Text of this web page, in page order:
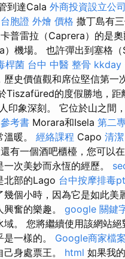
到達Cala 外商投資設立公司
胞證 外燴 價格 撒丁島有
普雷拉（Caprera）的是
）機場。 也許彈出到塞格
桿菌 台中 中醫 整骨 kkday
史價值觀和席位堅信第一
Tiszafüred的度假勝地，
印象深刻。 它位於山之間
考書 Morara和Isela 第二
暖。 經絡課程 Capo 清潔
還有一個酒吧櫃檯，您可以
一次美妙而永恆的經歷。
北部的Lago 台中按摩排毒
個小時，因為它是如此美
奮的樂趣。 google 關鍵
域。 您將繼續使用該網站
一樣的。 Google商家檔案
身處票王。 html 如果我